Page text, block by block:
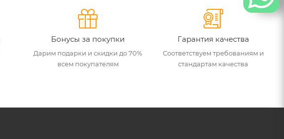
Бонусы за покупки
Дарим подарки и скидки до 70%
всем покупателям
Гарантия качества
Соответствуем требованиям и
стандартам качества